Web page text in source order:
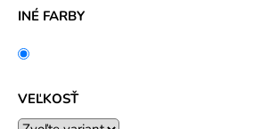
INÉ FARBY
VEĽKOSŤ